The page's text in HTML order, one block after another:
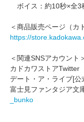
ボイス：約10秒×全3
＜商品販売ページ（カ
https://
＜関連SNSアカウント
カドカワストアTwitter
デート・ア・ライブ[
富士見ファンタジア文
_bunko